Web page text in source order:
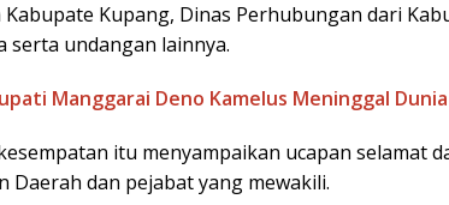
Kupang, Dinas Perhubungan dari
serta undangan lainnya.
Manggarai Deno Kamelus Meninggal Dunia
itu menyampaikan ucapan selamat
Daerah dan pejabat yang mewakili.